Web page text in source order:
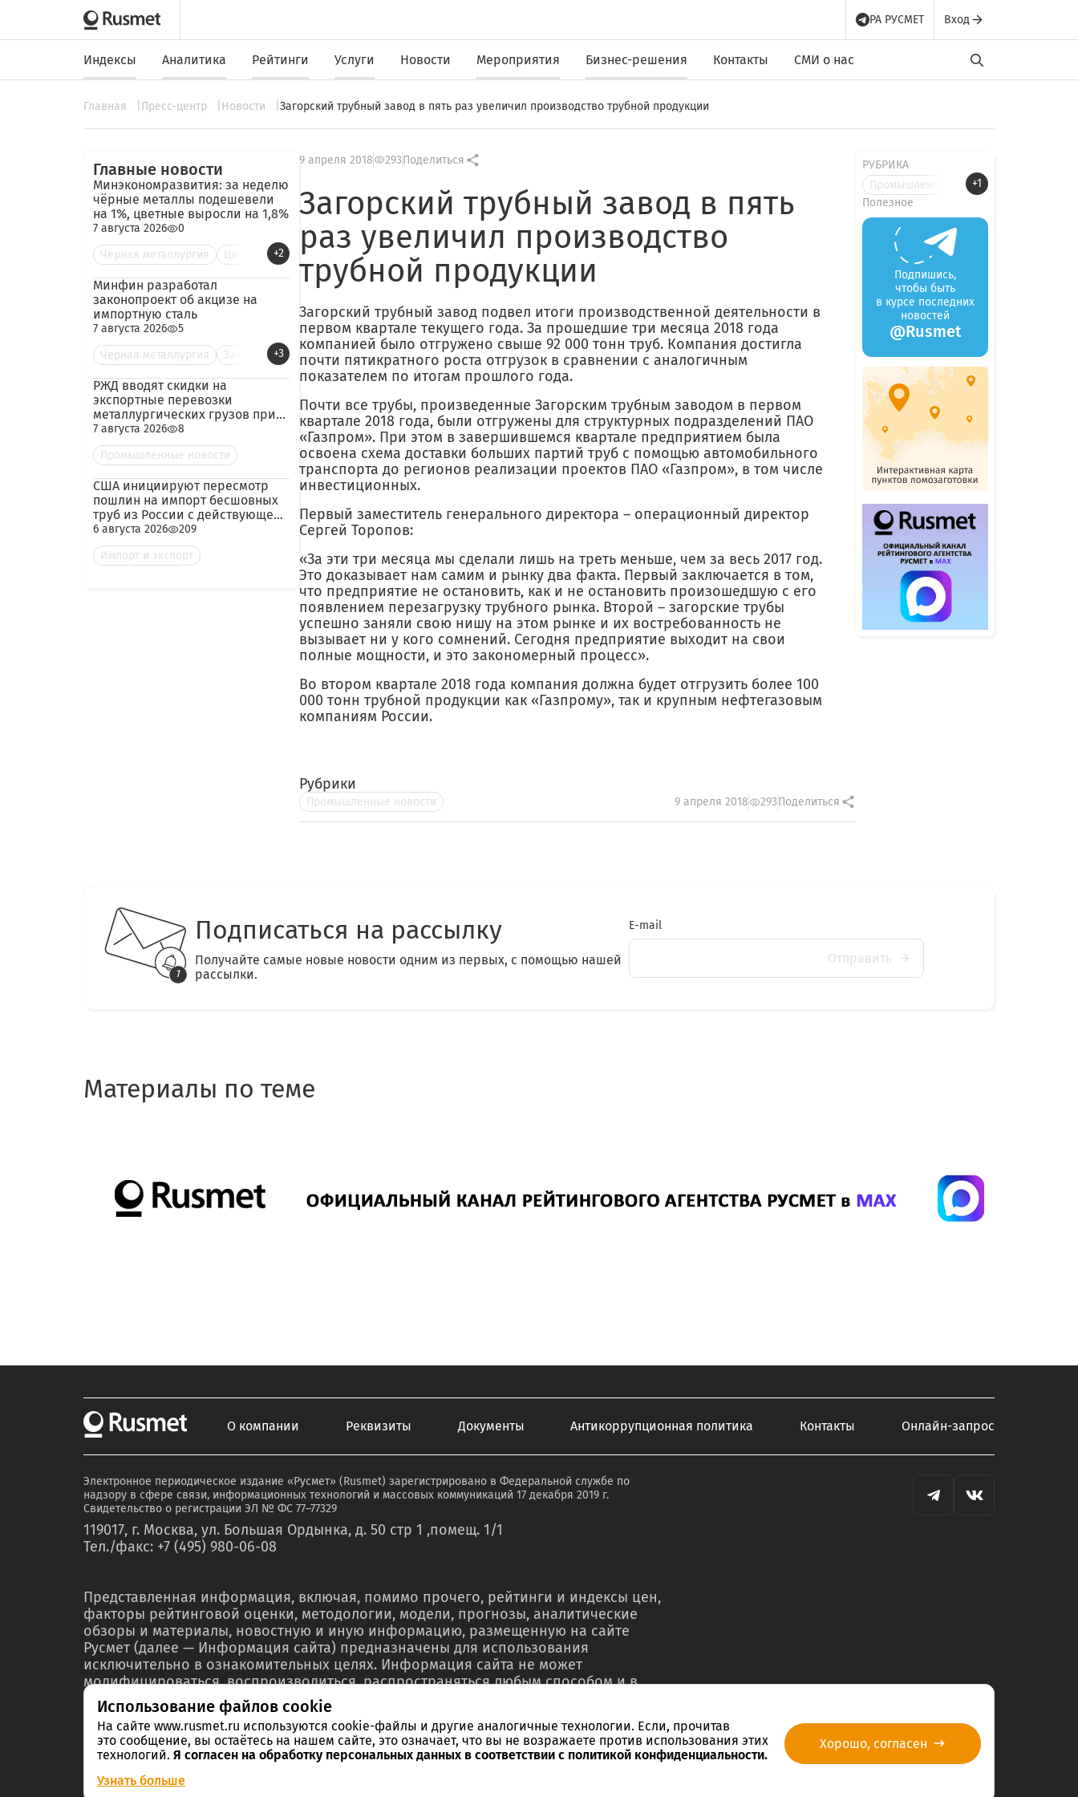
РА РУСМЕТ Вход
Индексы Аналитика Рейтинги Услуги Новости Мероприятия Бизнес-решения Контакты СМИ о нас
Главная Пресс-центр Новости Загорский трубный завод в пять раз увеличил производство трубной продукции
Главные новости
Минэкономразвития: за неделю
чёрные металлы подешевели
на 1%, цветные выросли на 1,8%
7 августа 2026
0
Черная металлургия
Цве +2
Минфин разработал
законопроект об акцизе на
импортную сталь
7 августа 2026
5
Черная металлургия
Зак +3
РЖД вводят скидки на
экспортные перевозки
металлургических грузов при
гарантированных объёмах
7 августа 2026
8
Промышленные новости
США инициируют пересмотр
пошлин на импорт бесшовных
труб из России с действующей
ставкой 209,72%
6 августа 2026
209
Импорт и экспорт
9 апреля 2018 293Поделиться
Загорский трубный завод в пять
раз увеличил производство
трубной продукции
Загорский трубный завод подвел итоги производственной деятельности в
первом квартале текущего года. За прошедшие три месяца 2018 года
компанией было отгружено свыше 92 000 тонн труб. Компания достигла
почти пятикратного роста отгрузок в сравнении с аналогичным
показателем по итогам прошлого года.
Почти все трубы, произведенные Загорским трубным заводом в первом
квартале 2018 года, были отгружены для структурных подразделений ПАО
«Газпром». При этом в завершившемся квартале предприятием была
освоена схема доставки больших партий труб с помощью автомобильного
транспорта до регионов реализации проектов ПАО «Газпром», в том числе
инвестиционных.
Первый заместитель генерального директора – операционный директор
Сергей Торопов:
«За эти три месяца мы сделали лишь на треть меньше, чем за весь 2017 год.
Это доказывает нам самим и рынку два факта. Первый заключается в том,
что предприятие не остановить, как и не остановить произошедшую с его
появлением перезагрузку трубного рынка. Второй – загорские трубы
успешно заняли свою нишу на этом рынке и их востребованность не
вызывает ни у кого сомнений. Сегодня предприятие выходит на свои
полные мощности, и это закономерный процесс».
Во втором квартале 2018 года компания должна будет отгрузить более 100
000 тонн трубной продукции как «Газпрому», так и крупным нефтегазовым
компаниям России.
Рубрики
Промышленные новости 9 апреля 2018 293Поделиться
РУБРИКА
Промышленные новости
+1
Полезное
Подпишись,
чтобы быть
в курсе последних
новостей
@Rusmet
Подписаться на рассылку
Получайте самые новые новости одним из первых, с помощью нашей
рассылки.
E-mail
Отправить
Материалы по теме
О компании Реквизиты Документы Антикоррупционная политика Контакты Онлайн-запрос
Электронное периодическое издание «Русмет» (Rusmet) зарегистрировано в Федеральной службе по
надзору в сфере связи, информационных технологий и массовых коммуникаций 17 декабря 2019 г.
Свидетельство о регистрации ЭЛ № ФС 77–77329
119017, г. Москва, ул. Большая Ордынка, д. 50 стр 1 ,помещ. 1/1
Тел./факс: +7 (495) 980-06-08
Представленная информация, включая, помимо прочего, рейтинги и индексы цен,
факторы рейтинговой оценки, методологии, модели, прогнозы, аналитические
обзоры и материалы, новостную и иную информацию, размещенную на сайте
Русмет (далее — Информация сайта) предназначены для использования
исключительно в ознакомительных целях. Информация сайта не может
модифицироваться, воспроизводиться, распространяться любым способом и в
любой форме ни полностью, ни частично в рекламных материалах, в рамках
мероприятий по связям с общественностью, в сводках новостей, в коммерческих
материалах или отчетах без предварительного письменного согласия со стороны
правообладателя – ООО «РА Русмет» и ссылки на источник. Использование
Информации в нарушение указанных требований и в незаконных целях запрещено.
Использование файлов cookie
На сайте www.rusmet.ru используются cookie-файлы и другие аналогичные технологии. Если, прочитав
это сообщение, вы остаётесь на нашем сайте, это означает, что вы не возражаете против использования этих
технологий. Я согласен на обработку персональных данных в соответствии с политикой конфиденциальности.
Узнать больше
Хорошо, согласен